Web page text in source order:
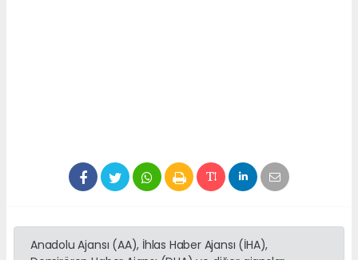
Anadolu Ajansı (AA), İhlas Haber Ajansı (İHA),